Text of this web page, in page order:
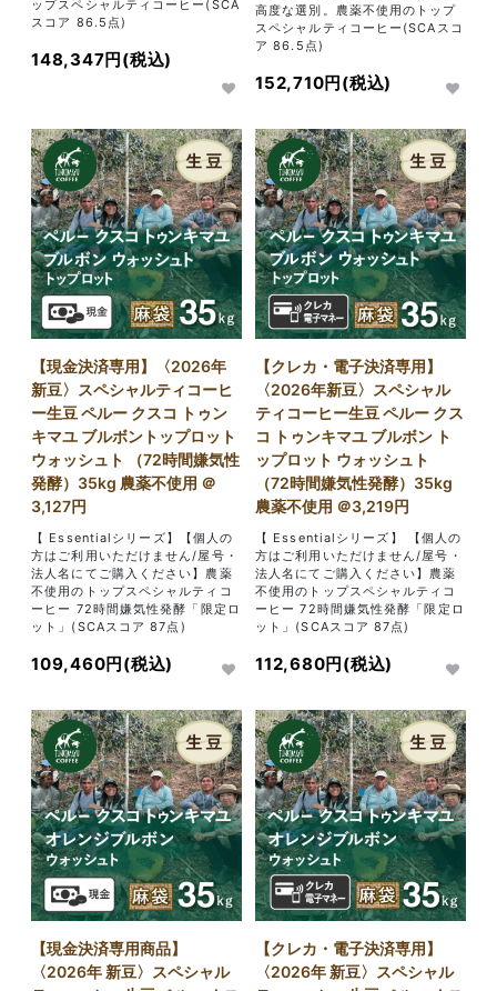
ップスペシャルティコーヒー(SCA
スコア 86.5点)
148,347円(税込)
高度な選別。農薬不使用のトップ
スペシャルティコーヒー(SCAスコ
ア 86.5点)
152,710円(税込)
【現金決済専用】〈2026年
新豆〉スペシャルティコーヒ
ー生豆 ペルー クスコ トゥン
キマユ ブルボントップロット
ウォッシュト （72時間嫌気性
発酵）35kg 農薬不使用 ＠
3,127円
【 Essentialシリーズ】【個人の
方はご利用いただけません/屋号・
法人名にてご購入ください】農薬
不使用のトップスペシャルティコ
ーヒー 72時間嫌気性発酵「限定ロ
ット」(SCAスコア 87点)
109,460円(税込)
【クレカ・電子決済専用】
〈2026年新豆〉スペシャル
ティコーヒー生豆 ペルー クス
コ トゥンキマユ ブルボン ト
ップロット ウォッシュト
（72時間嫌気性発酵）35kg
農薬不使用 ＠3,219円
【 Essentialシリーズ】 【個人の
方はご利用いただけません/屋号・
法人名にてご購入ください】農薬
不使用のトップスペシャルティコ
ーヒー 72時間嫌気性発酵「限定ロ
ット」(SCAスコア 87点)
112,680円(税込)
【現金決済専用商品】
〈2026年 新豆〉スペシャル
【クレカ・電子決済専用】
〈2026年 新豆〉スペシャル